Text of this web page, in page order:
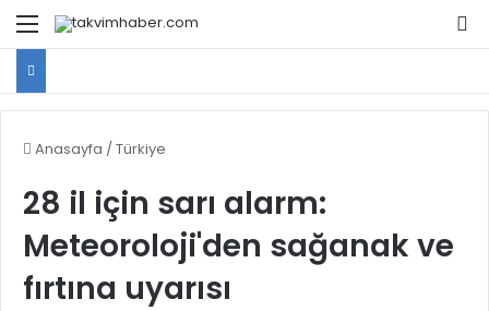
Menü
Anasayfa /Türkiye
28 il için sarı alarm:
Meteoroloji'den sağanak ve
fırtına uyarısı